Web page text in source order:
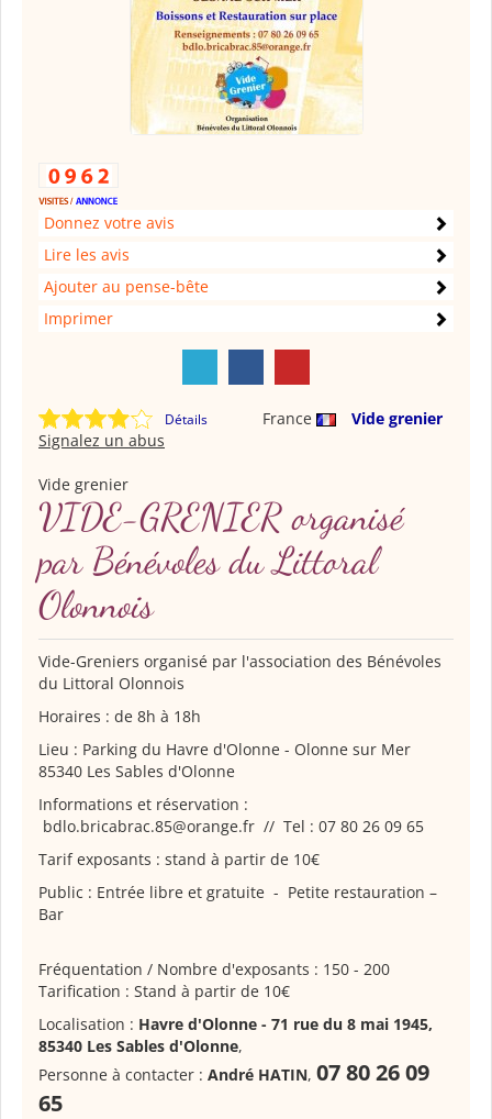
Donnez votre avis
Lire les avis
Ajouter au pense-bête
Imprimer
Détails France
Vide grenier
Signalez un abus
Vide grenier
VIDE-GRENIER organisé
par Bénévoles du Littoral
Olonnois
Vide-Greniers organisé par l'association des Bénévoles
du Littoral Olonnois
Horaires : de 8h à 18h
Lieu : Parking du Havre d'Olonne - Olonne sur Mer
85340 Les Sables d'Olonne
Informations et réservation :
bdlo.bricabrac.85@orange.fr // Tel : 07 80 26 09 65
Tarif exposants : stand à partir de 10€
Public : Entrée libre et gratuite - Petite restauration –
Bar
Fréquentation / Nombre d'exposants : 150 - 200
Tarification : Stand à partir de 10€
Localisation : Havre d'Olonne - 71 rue du 8 mai 1945,
85340 Les Sables d'Olonne,
Personne à contacter : André HATIN, 07 80 26 09
65